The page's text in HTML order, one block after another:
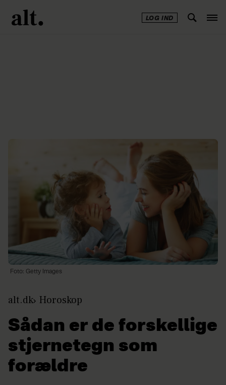
LOG IND
Foto: Getty Images
alt.dk Horoskop
Sådan er de forskellige
stjernetegn som
forældre